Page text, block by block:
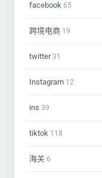
facebook 65
跨境电商 19
twitter31
Instagram 12
ins 39
tiktok 118
海关 6